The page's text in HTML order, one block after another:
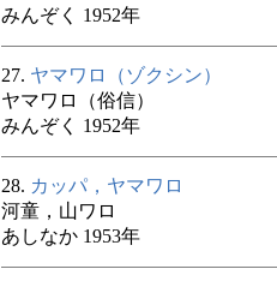
みんぞく 1952年
27. ヤマワロ（ゾクシン）
ヤマワロ（俗信）
みんぞく 1952年
28. カッパ，ヤマワロ
河童，山ワロ
あしなか 1953年